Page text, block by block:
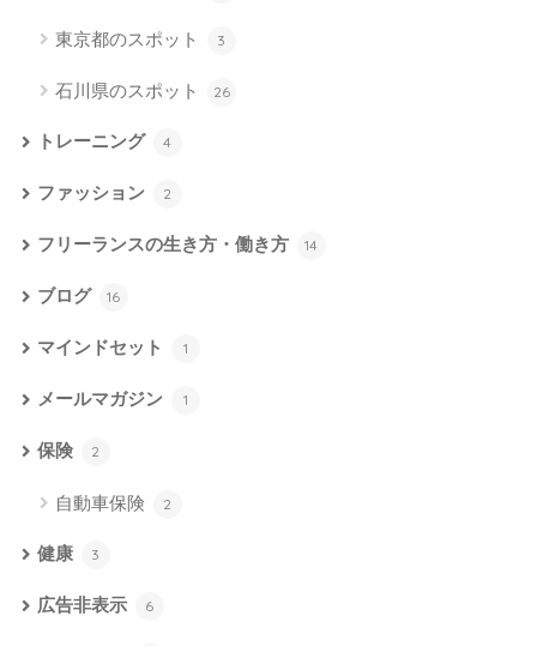
東京都のスポット 3
石川県のスポット 26
トレーニング 4
ファッション 2
フリーランスの生き方・働き方 14
ブログ 16
マインドセット 1
メールマガジン 1
保険 2
自動車保険 2
健康 3
広告非表示 6